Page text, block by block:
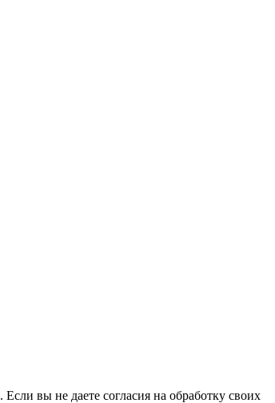
. Если вы не даете согласия на обработку своих